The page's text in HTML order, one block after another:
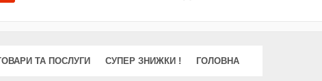
ТА ПОСЛУГИ СУПЕР ЗНИЖКИ ! ГОЛОВНА